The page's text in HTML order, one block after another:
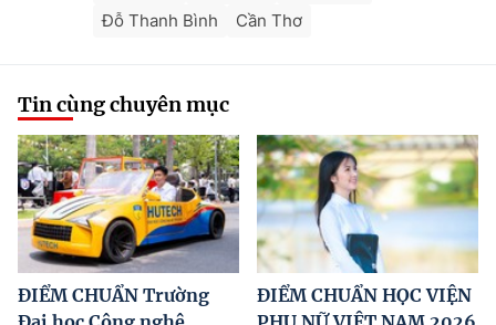
Đỗ Thanh Bình
Cần Thơ
Tin cùng chuyên mục
ĐIỂM CHUẨN Trường
ĐIỂM CHUẨN HỌC VIỆN